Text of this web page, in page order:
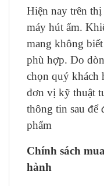
Hiện nay trên
máy hút ẩm.
mang không
phù hợp. Do
chọn quý khách
đơn vị kỹ thuật
thông tin sau để
phẩm
Chính sách
hành